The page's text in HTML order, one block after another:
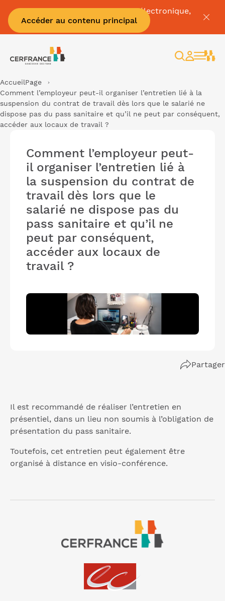
Accéder au contenu principal
Pour tout savoir sur la facture électronique,
c'est parici
Rechercher
Espace
AccueilPage
Comment l’employeur peut-il organiser l’entretien lié à la
suspension du contrat de travail dès lors que le salarié ne
dispose pas du pass sanitaire et qu’il ne peut par conséquent,
accéder aux locaux de travail ?
Comment l’employeur peut-
il organiser l’entretien lié à
la suspension du contrat de
travail dès lors que le
salarié ne dispose pas du
pass sanitaire et qu’il ne
peut par conséquent,
accéder aux locaux de
travail ?
Partager
Il est recommandé de réaliser l’entretien en
présentiel, dans un lieu non soumis à l’obligation de
présentation du pass sanitaire.
Toutefois, cet entretien peut également être
organisé à distance en visio-conférence.